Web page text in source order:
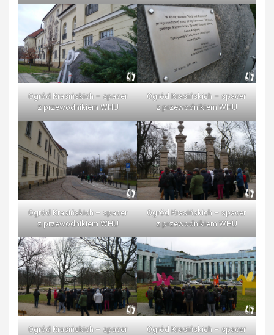
Ogród Krasińskich – spacer
z przewodnikiem WHU
Ogród Krasińskich – spacer
z przewodnikiem WHU
Ogród Krasińskich – spacer
z przewodnikiem WHU
Ogród Krasińskich – spacer
z przewodnikiem WHU
Ogród Krasińskich – spacer
Ogród Krasińskich – spacer